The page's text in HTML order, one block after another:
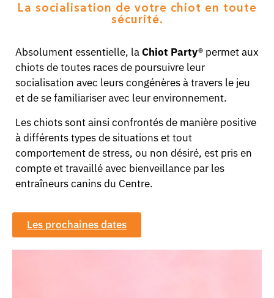
La socialisation de votre chiot en toute
sécurité.
Absolument essentielle, laChiot Party® permet aux
chiots de toutes races de poursuivre leur
socialisation avec leurs congénères à travers le jeu
et de se familiariser avec leur environnement.
Les chiots sont ainsi confrontés de manière positive
à différents types de situations et tout
comportement de stress, ou non désiré, est pris en
compte et travaillé avec bienveillance par les
entraîneurs canins du Centre.
Les prochaines dates